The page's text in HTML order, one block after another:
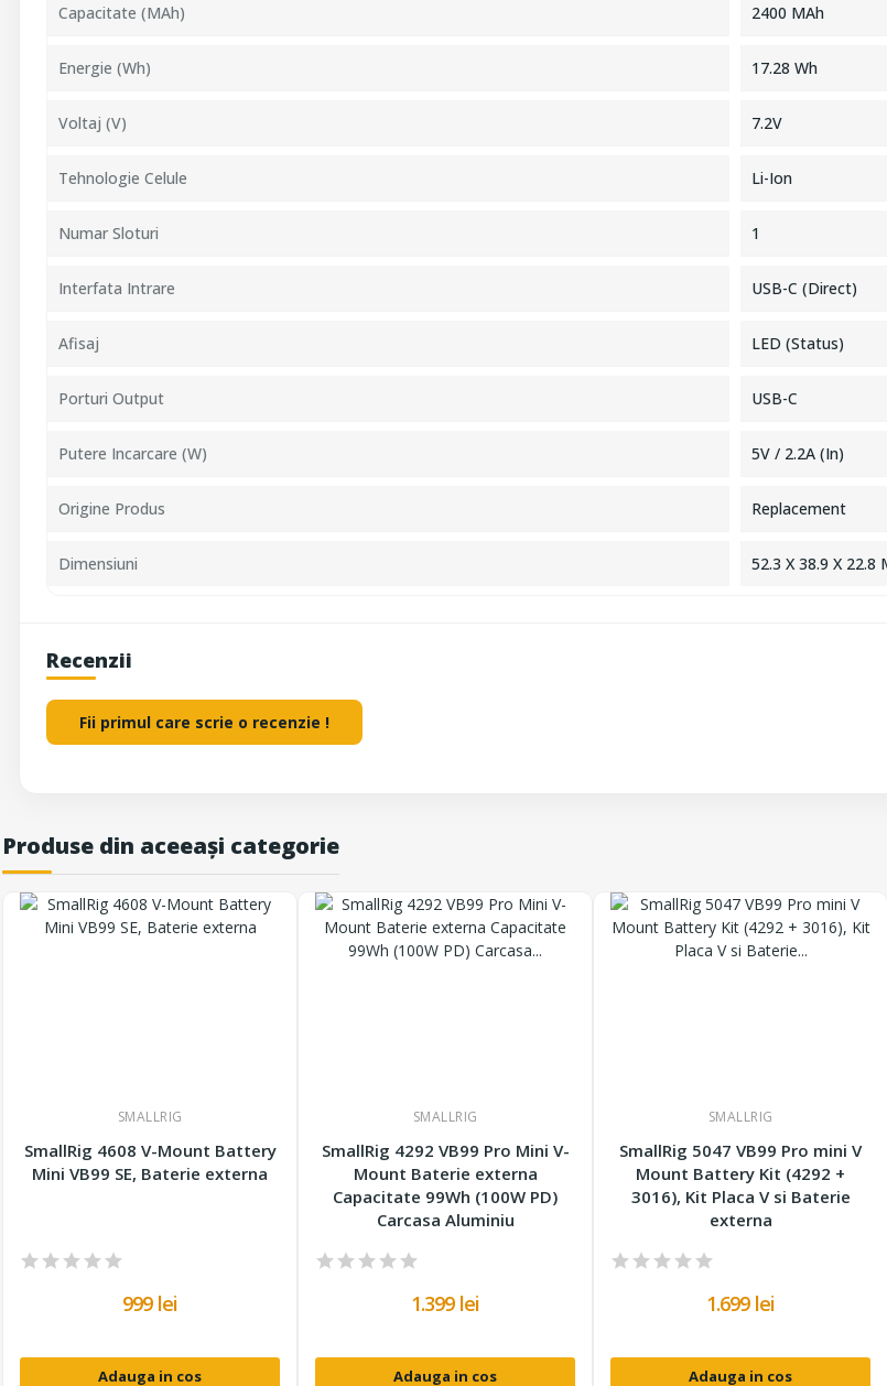
Capacitate (mAh) 2400 MAh
Energie (Wh) 17.28 Wh
Voltaj (V) 7.2V
Tehnologie Celule Li-Ion
Numar Sloturi 1
Interfata Intrare USB-C (Direct)
Afisaj LED (Status)
Porturi Output USB-C
Putere Incarcare (W) 5V / 2.2A (In)
Origine Produs Replacement
Dimensiuni 52.3 X 38.9 X 22.8
Recenzii
Fii primul care scrie o recenzie !
Produse din aceeași categorie
SMALLRIG
SmallRig 4608 V-Mount Battery
Mini VB99 SE, Baterie externa
999 lei
Adauga in cos
SMALLRIG
SmallRig 4292 VB99 Pro Mini V-
Mount Baterie externa
Capacitate 99Wh (100W PD)
Carcasa Aluminiu
1.399 lei
Adauga in cos
SMALLRIG
SmallRig 5047 VB99 Pro mini V
Mount Battery Kit (4292 +
3016), Kit Placa V si Baterie
externa
1.699 lei
Adauga in cos